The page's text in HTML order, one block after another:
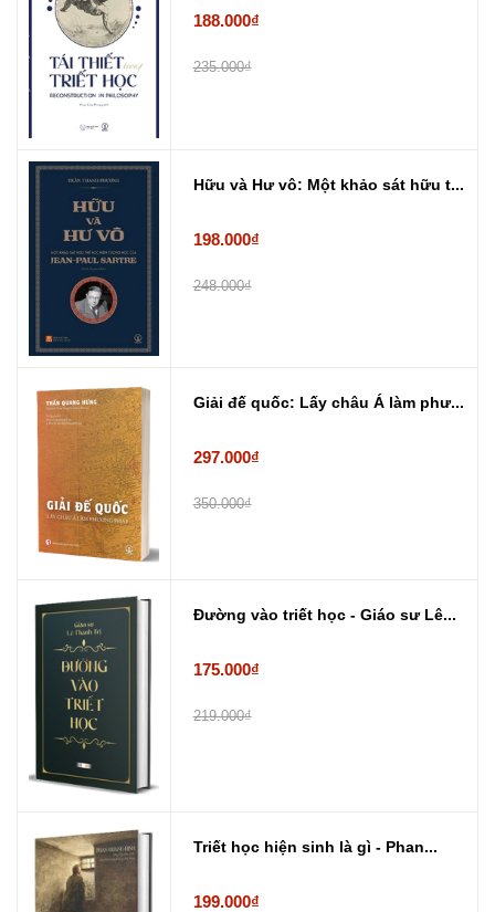
188.000₫
235.000₫
Hữu và Hư vô: Một khảo sát hữu t...
198.000₫
248.000₫
Giải đế quốc: Lấy châu Á làm phư...
297.000₫
350.000₫
Đường vào triết học - Giáo sư Lê...
175.000₫
219.000₫
Triết học hiện sinh là gì - Phan...
199.000₫